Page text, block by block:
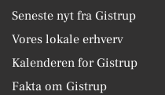
Seneste nyt fra Gistrup
Vores lokale erhverv
Kalenderen for Gistrup
Fakta om Gistrup